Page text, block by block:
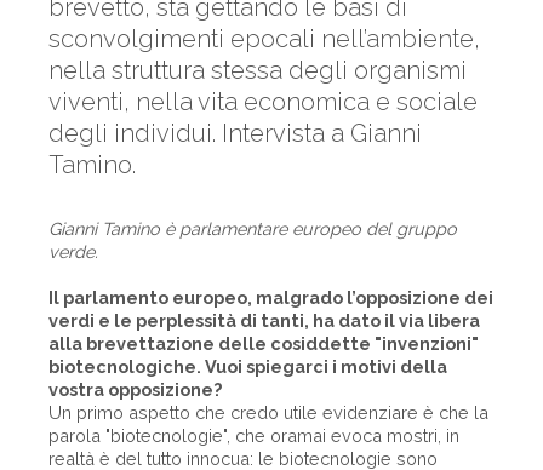
brevetto, sta gettando le basi di
sconvolgimenti epocali nell’ambiente,
nella struttura stessa degli organismi
viventi, nella vita economica e sociale
degli individui. Intervista a Gianni
Tamino.
Gianni Tamino è parlamentare europeo del gruppo
verde.
Il parlamento europeo, malgrado l’opposizione dei
verdi e le perplessità di tanti, ha dato il via libera
alla brevettazione delle cosiddette "invenzioni"
biotecnologiche. Vuoi spiegarci i motivi della
vostra opposizione?
Un primo aspetto che credo utile evidenziare è che la
parola "biotecnologie", che oramai evoca mostri, in
realtà è del tutto innocua: le biotecnologie sono